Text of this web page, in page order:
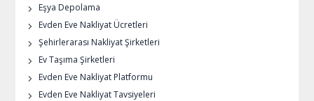
Eşya Depolama
Evden Eve Nakliyat Ücretleri
Şehirlerarası Nakliyat Şirketleri
Ev Taşıma Şirketleri
Evden Eve Nakliyat Platformu
Evden Eve Nakliyat Tavsiyeleri